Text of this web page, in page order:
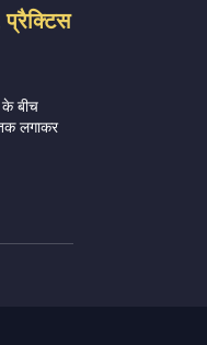
बीच
लगाकर